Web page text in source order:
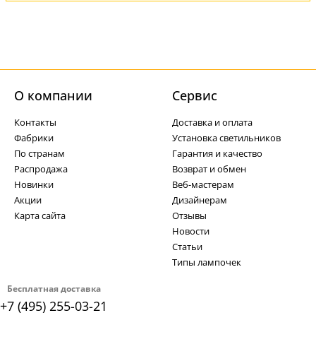
Бесплатная доставка
+7 (495) 255-03-21
О компании
Контакты
Фабрики
По странам
Распродажа
Новинки
Акции
Карта сайта
Cервис
Доставка и оплата
Установка светильников
Гарантия и качество
Возврат и обмен
Веб-мастерам
Дизайнерам
Отзывы
Новости
Статьи
Типы лампочек